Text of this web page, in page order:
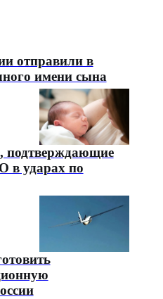
отправили в
имени сына
подтверждающие
в ударах по